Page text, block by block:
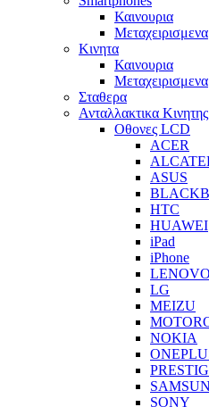
Καινουρια
Μεταχειρισμενα
Κινητα
Καινουρια
Μεταχειρισμενα
Σταθερα
Ανταλλακτικα Κινητης
Οθονες LCD
ACER
ASUS
HTC
HUAWEI
iPad
iPhone
LENOVO
LG
MEIZU
NOKIA
SONY